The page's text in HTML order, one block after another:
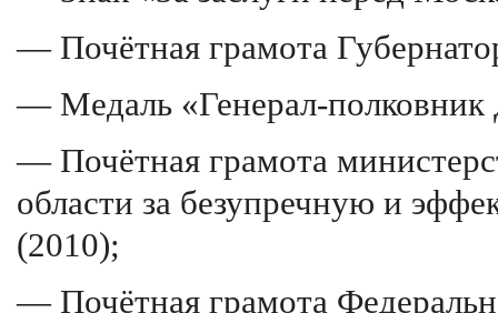
— Почётная грамота
— Медаль «Генерал-полковник
— Почётная грамота
области за безупречную и
(2010);
— Почётная грамота